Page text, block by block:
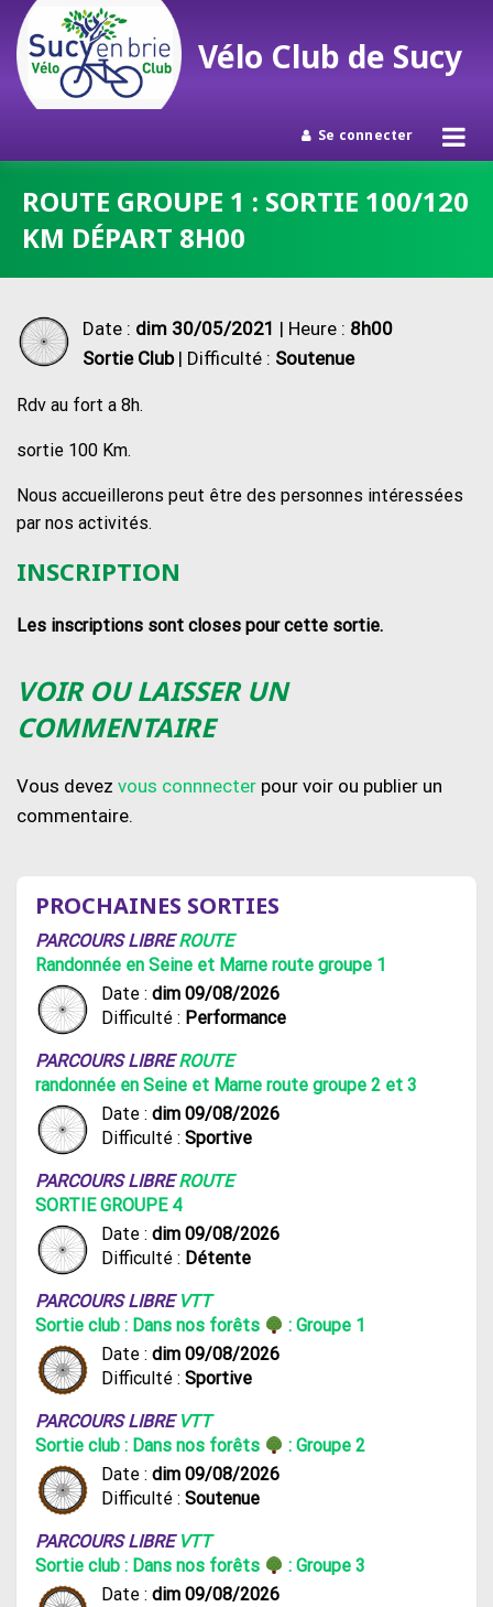
contenu
Vélo Club de Sucy
Se connecter
ROUTE GROUPE 1 : SORTIE 100/120
KM DÉPART 8H00
Date : dim 30/05/2021 | Heure : 8h00
Sortie Club| Difficulté : Soutenue
Rdv au fort a 8h.
sortie 100 Km.
Nous accueillerons peut être des personnes intéressées
par nos activités.
INSCRIPTION
Les inscriptions sont closes pour cette sortie.
VOIR OU LAISSER UN
COMMENTAIRE
Vous devez vous connnecter pour voir ou publier un
commentaire.
PROCHAINES SORTIES
PARCOURS LIBREROUTE
Randonnée en Seine et Marne route groupe 1
Date : dim 09/08/2026
Difficulté : Performance
PARCOURS LIBREROUTE
randonnée en Seine et Marne route groupe 2 et 3
Date : dim 09/08/2026
Difficulté : Sportive
PARCOURS LIBREROUTE
SORTIE GROUPE 4
Date : dim 09/08/2026
Difficulté : Détente
PARCOURS LIBRE VTT
Sortie club : Dans nos forêts
: Groupe 1
Date : dim 09/08/2026
Difficulté : Sportive
PARCOURS LIBRE VTT
Sortie club : Dans nos forêts
: Groupe 2
Date : dim 09/08/2026
Difficulté : Soutenue
PARCOURS LIBRE VTT
Sortie club : Dans nos forêts
: Groupe 3
Date : dim 09/08/2026